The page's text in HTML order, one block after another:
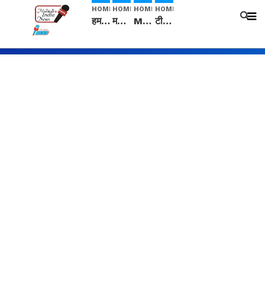
HOME
हम सनातनी..." सांसद kangana Ranaut से क्या बोली लड़की? Viral Jantar-Mantar | CJP protest
HOME
मनीषा हत्याकांड: हत्या, आत्महत्या या कोई बड़ा राज? | Full Story | Josh Haryana
HOME
Mangalsutra: हिंदू धर्म में शादी के बाद मंगलसूत्र क्यों पहनती है महिलाएं, किसने शुरु की ये परंपरा
HOME
टीम बीकेई ने एग्रीकल्चर ग्रेड की यूरिया खाद गट्टों में बदलकर टेक्निकल ग्रेड में बेचने वालों पर करवाई कार्रवाई: लखविंदर सिंह औलख